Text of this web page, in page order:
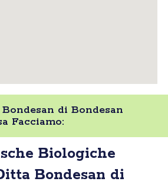
di Bondesan
Facciamo:
Biologiche
Bondesan di